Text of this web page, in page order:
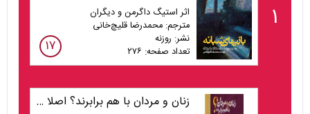
۱
اثر استیگ داگرمن و دیگران
مترجم: محمدرضا قلیچ‌خانی
نشر: روزنه
تعداد صفحه: ۲۷۶
۱۷
زنان و مردان با هم برابرند؟ اصلا چنین نیست